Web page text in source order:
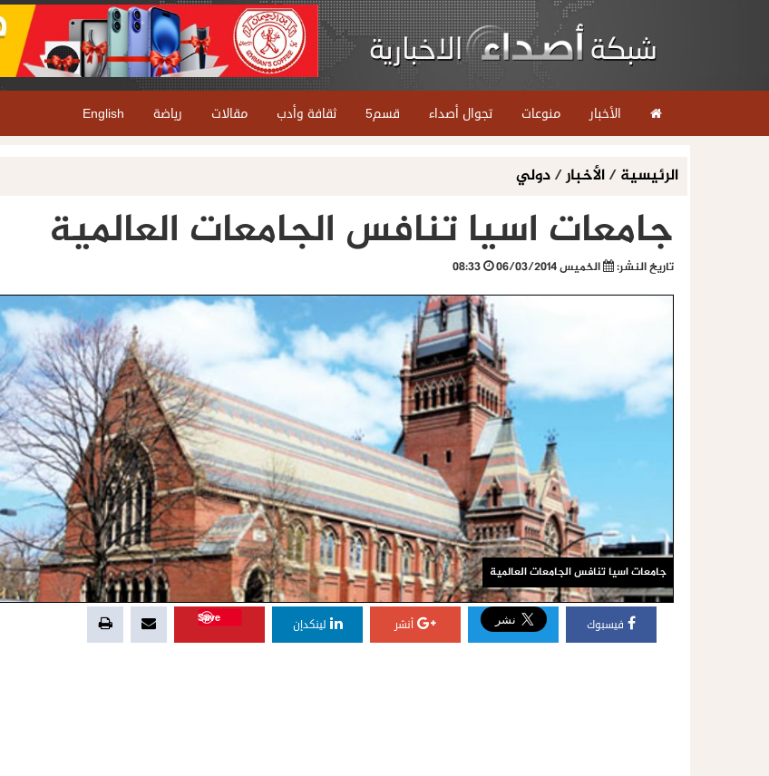
الأخبار منوعات تجوال أصداء قسم5 ثقافة وأدب مقالات رياضة English
الرئيسية/الأخبار/دولي
جامعات اسيا تنافس الجامعات العالمية
تاريخ النشر: الخميس 06/03/2014
جامعات اسيا تنافس الجامعات العالمية
فيسبوك أنشر لينكدإن
Save